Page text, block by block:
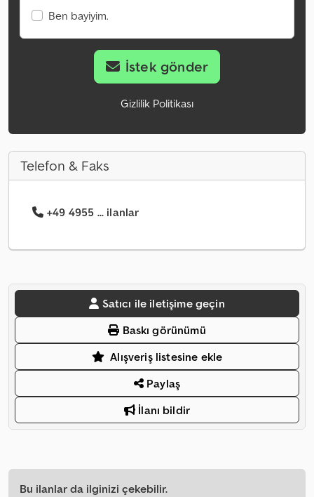
Ben bayiyim.
İstek gönder
Gizlilik Politikası
Telefon & Faks
+49 4955 ... ilanlar
Satıcı ile iletişime geçin
Baskı görünümü
Alışveriş listesine ekle
Paylaş
İlanı bildir
Bu ilanlar da ilginizi çekebilir.